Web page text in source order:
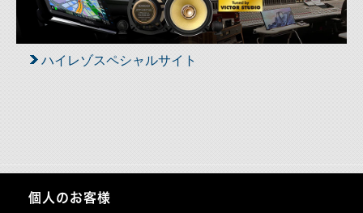
ハイレゾスペシャルサイト
個人のお客様